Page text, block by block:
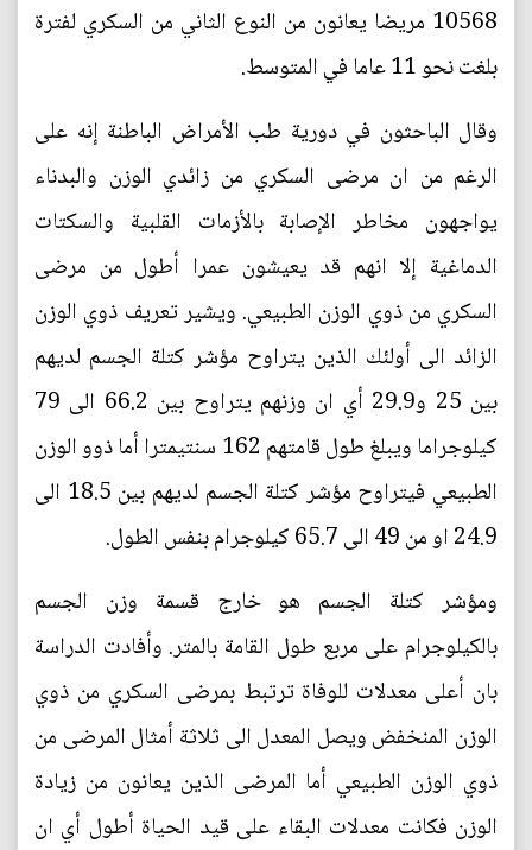
10568 مريضا يعانون من النوع الثاني من السكري لفترة
بلغت نحو 11 عاما في المتوسط.
وقال الباحثون في دورية طب الأمراض الباطنة إنه على
الرغم من ان مرضى السكري من زائدي الوزن والبدناء
يواجهون مخاطر الإصابة بالأزمات القلبية والسكتات
الدماغية إلا انهم قد يعيشون عمرا أطول من مرضى
السكري من ذوي الوزن الطبيعي. ويشير تعريف ذوي الوزن
الزائد الى أولئك الذين يتراوح مؤشر كتلة الجسم لديهم
بين 25 و29.9 أي ان وزنهم يتراوح بين 66.2 الى 79
كيلوجراما ويبلغ طول قامتهم 162 سنتيمترا أما ذوو الوزن
الطبيعي فيتراوح مؤشر كتلة الجسم لديهم بين 18.5 الى
24.9 او من 49 الى 65.7 كيلوجرام بنفس الطول.
ومؤشر كتلة الجسم هو خارج قسمة وزن الجسم
بالكيلوجرام على مربع طول القامة بالمتر. وأفادت الدراسة
بان أعلى معدلات للوفاة ترتبط بمرضى السكري من ذوي
الوزن المنخفض ويصل المعدل الى ثلاثة أمثال المرضى من
ذوي الوزن الطبيعي أما المرضى الذين يعانون من زيادة
الوزن فكانت معدلات البقاء على قيد الحياة أطول أي ان